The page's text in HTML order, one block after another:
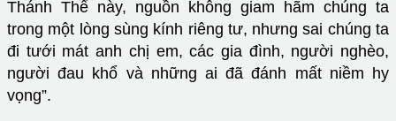
Thánh Thể này, nguồn không giam hãm chúng ta
trong một lòng sùng kính riêng tư, nhưng sai chúng ta
đi tưới mát anh chị em, các gia đình, người nghèo,
người đau khổ và những ai đã đánh mất niềm hy
vọng”.